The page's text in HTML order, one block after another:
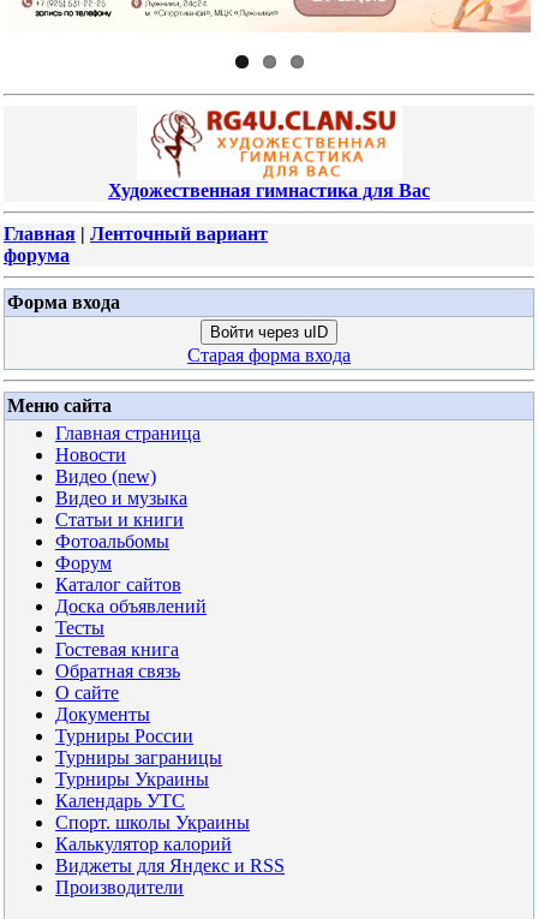
Художественная гимнастика для Вас
Главная | Ленточный вариант
форума
Форма входа
Войти через uID
Старая форма входа
Меню сайта
Главная страница
Новости
Видео (new)
Видео и музыка
Статьи и книги
Фотоальбомы
Форум
Каталог сайтов
Доска объявлений
Тесты
Гостевая книга
Обратная связь
О сайте
Документы
Турниры России
Турниры заграницы
Турниры Украины
Календарь УТС
Спорт. школы Украины
Калькулятор калорий
Виджеты для Яндекс и RSS
Производители